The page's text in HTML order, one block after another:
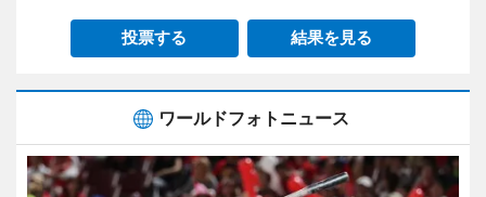
投票する 結果を見る
ワールドフォトニュース